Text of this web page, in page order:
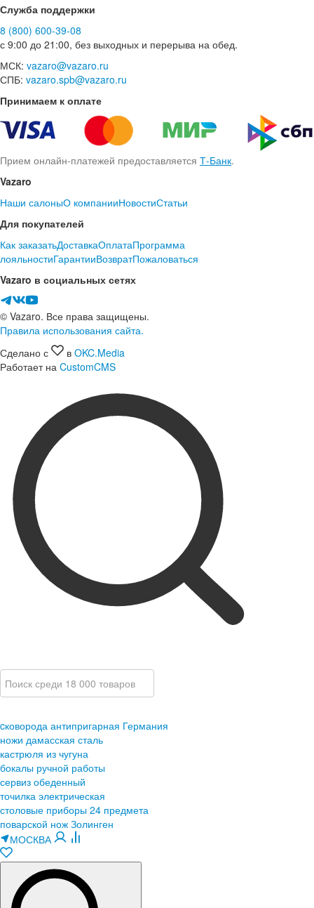
Служба поддержки
8 (800) 600-39-08
с 9:00 до 21:00, без выходных и перерыва на обед.
МСК: vazaro@vazaro.ru
СПБ: vazaro.spb@vazaro.ru
Принимаем к оплате
Прием онлайн-платежей предоставляется Т-Банк.
Vazaro
Наши салоныО компанииНовостиСтатьи
Для покупателей
Как заказатьДоставкаОплатаПрограмма
лояльностиГарантииВозвратПожаловаться
Vazaro в социальных сетях
© Vazaro. Все права защищены.
Правила использования сайта.
Сделано с
в OKC.Media
Работает на CustomCMS
cковорода антипригарная Германия
ножи дамасская сталь
кастрюля из чугуна
бокалы ручной работы
сервиз обеденный
точилка электрическая
столовые приборы 24 предмета
поварской нож Золинген
МОСКВА